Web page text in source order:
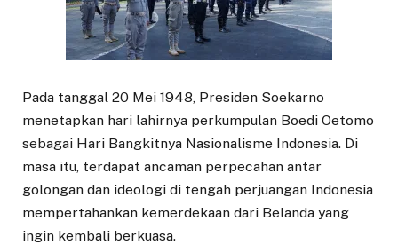
Pada tanggal 20 Mei 1948, Presiden Soekarno
menetapkan hari lahirnya perkumpulan Boedi Oetomo
sebagai Hari Bangkitnya Nasionalisme Indonesia. Di
masa itu, terdapat ancaman perpecahan antar
golongan dan ideologi di tengah perjuangan Indonesia
mempertahankan kemerdekaan dari Belanda yang
ingin kembali berkuasa.